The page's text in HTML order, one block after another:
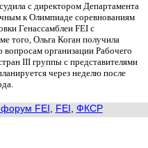
с директором Департамента
к Олимпиаде соревнованиям
Генассамблеи FEI с
того, Ольга Коган получила
организации Рабочего
III группы с представителями
через неделю после
форум FEI FEI ФКСР